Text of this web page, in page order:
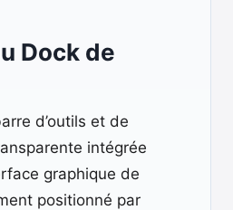
Dock de
d’outils et de
intégrée
graphique de
positionné par